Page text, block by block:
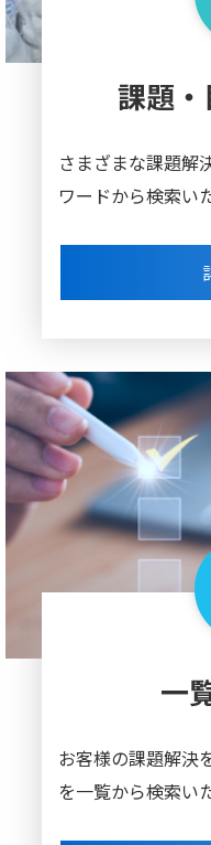
課題
さまざまな課題解
ワードから検索い
一
お客様の課題解決
を一覧から検索い